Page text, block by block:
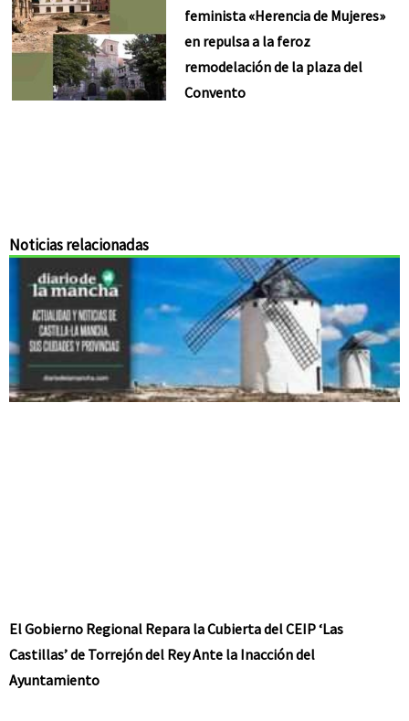
feminista «Herencia de Mujeres»
en repulsa a la feroz
remodelación de la plaza del
Convento
Noticias relacionadas
El Gobierno Regional Repara la Cubierta del CEIP ‘Las
Castillas’ de Torrejón del Rey Ante la Inacción del
Ayuntamiento